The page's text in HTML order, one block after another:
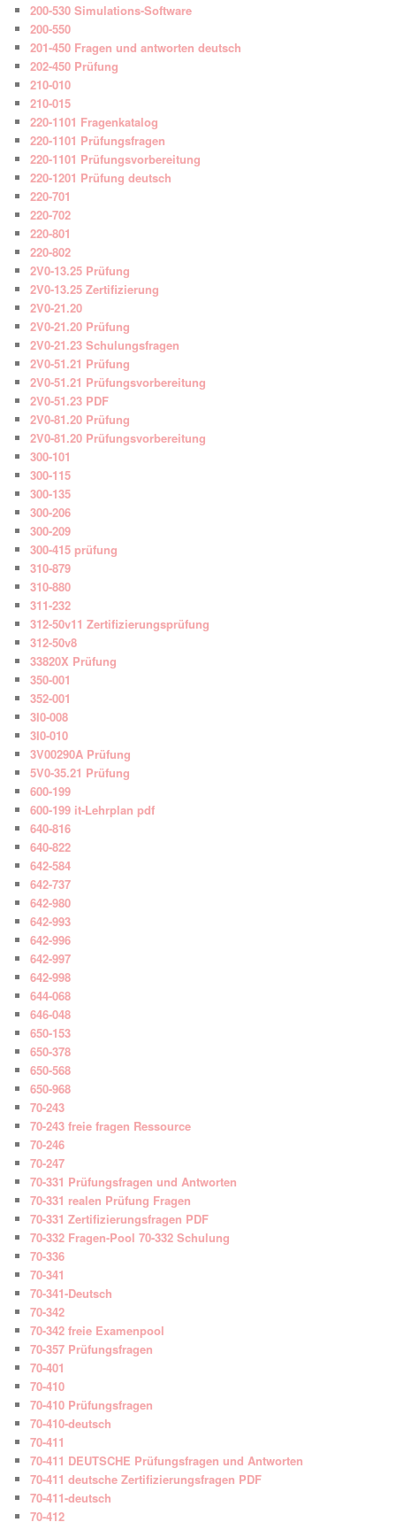
200-530 Simulations-Software
200-550
201-450 Fragen und antworten deutsch
202-450 Prüfung
210-010
210-015
220-1101 Fragenkatalog
220-1101 Prüfungsfragen
220-1101 Prüfungsvorbereitung
220-1201 Prüfung deutsch
220-701
220-702
220-801
220-802
2V0-13.25 Prüfung
2V0-13.25 Zertifizierung
2V0-21.20
2V0-21.20 Prüfung
2V0-21.23 Schulungsfragen
2V0-51.21 Prüfung
2V0-51.21 Prüfungsvorbereitung
2V0-51.23 PDF
2V0-81.20 Prüfung
2V0-81.20 Prüfungsvorbereitung
300-101
300-115
300-135
300-206
300-209
300-415 prüfung
310-879
310-880
311-232
312-50v11 Zertifizierungsprüfung
312-50v8
33820X Prüfung
350-001
352-001
3I0-008
3I0-010
3V00290A Prüfung
5V0-35.21 Prüfung
600-199
600-199 it-Lehrplan pdf
640-816
640-822
642-584
642-737
642-980
642-993
642-996
642-997
642-998
644-068
646-048
650-153
650-378
650-568
650-968
70-243
70-243 freie fragen Ressource
70-246
70-247
70-331 Prüfungsfragen und Antworten
70-331 realen Prüfung Fragen
70-331 Zertifizierungsfragen PDF
70-332 Fragen-Pool 70-332 Schulung
70-336
70-341
70-341-Deutsch
70-342
70-342 freie Examenpool
70-357 Prüfungsfragen
70-401
70-410
70-410 Prüfungsfragen
70-410-deutsch
70-411
70-411 DEUTSCHE Prüfungsfragen und Antworten
70-411 deutsche Zertifizierungsfragen PDF
70-411-deutsch
70-412